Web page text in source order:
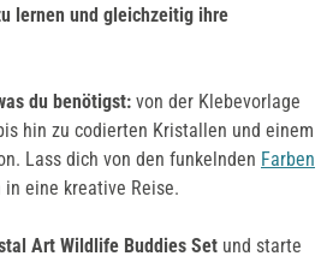
lernen und gleichzeitig ihre
du benötigst: von der Klebevorlage
hin zu codierten Kristallen und einem
Lass dich von den funkelnden Farben
eine kreative Reise.
Art Wildlife Buddies Set und starte